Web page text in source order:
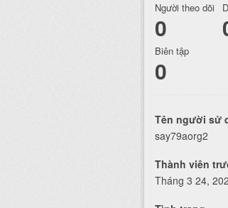
Người theo dõi
0
Biên tập
0
Tên người sử
say79aorg2
Thành viên
Tháng 3 24,